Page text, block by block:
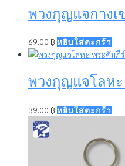
พวงกุญแจกาง
69.00 ฿ หยิบใส่ตะกร้า
พวงกุญแจโลห
39.00 ฿ หยิบใส่ตะกร้า